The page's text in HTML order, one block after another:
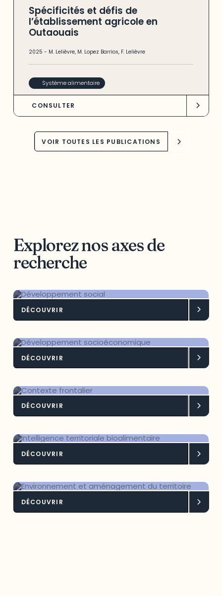
Spécificités et défis de
l’établissement agricole en
Outaouais
2025- M. Lelièvre, M. Lopez Barrios, F. Lelièvre
Système alimentaire
CONSULTER
VOIR TOUTES LES PUBLICATIONS
Explorez nos axes de
recherche
Développement social
DÉCOUVRIR
Développement socioéconomique
DÉCOUVRIR
Contexte frontalier
DÉCOUVRIR
Intelligence territoriale
bioalimentaire
DÉCOUVRIR
Environnement et aménagement du
territoire
DÉCOUVRIR